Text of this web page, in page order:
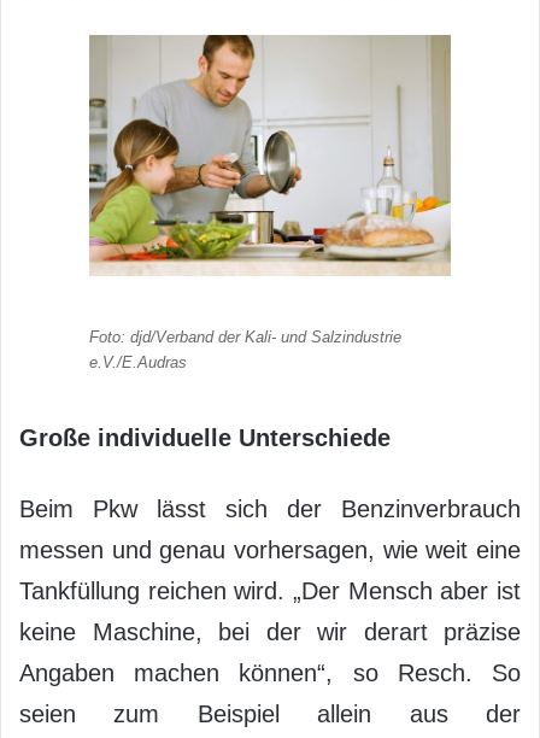
Foto: djd/Verband der Kali- und Salzindustrie
e.V./E.Audras
Große individuelle Unterschiede
Beim Pkw lässt sich der Benzinverbrauch
messen und genau vorhersagen, wie weit eine
Tankfüllung reichen wird. „Der Mensch aber ist
keine Maschine, bei der wir derart präzise
Angaben machen können“, so Resch. So
seien zum Beispiel allein aus der